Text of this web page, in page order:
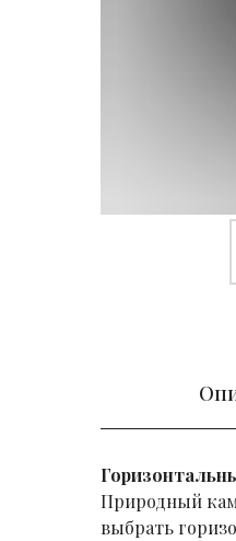
Природный
выбрать